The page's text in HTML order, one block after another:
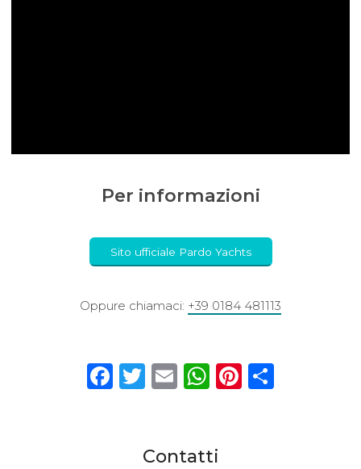
Per informazioni
Sito ufficiale Pardo Yachts
Oppure chiamaci: +39 0184 481113
Facebook
Twitter
EmailWhatsApp
Pinterest
Contatti